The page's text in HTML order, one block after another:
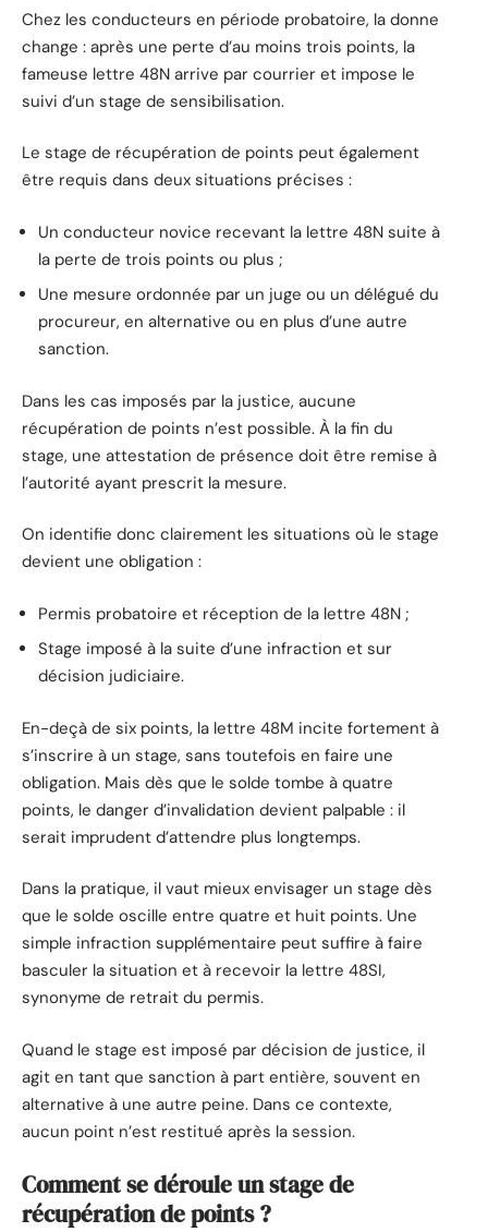
Chez les conducteurs en période probatoire, la donne
change : après une perte d’au moins trois points, la
fameuse lettre 48N arrive par courrier et impose le
suivi d’un stage de sensibilisation.
Le stage de récupération de points peut également
être requis dans deux situations précises :
Un conducteur novice recevant la lettre 48N suite à
la perte de trois points ou plus ;
Une mesure ordonnée par un juge ou un délégué du
procureur, en alternative ou en plus d’une autre
sanction.
Dans les cas imposés par la justice, aucune
récupération de points n’est possible. À la fin du
stage, une attestation de présence doit être remise à
l’autorité ayant prescrit la mesure.
On identifie donc clairement les situations où le stage
devient une obligation :
Permis probatoire et réception de la lettre 48N ;
Stage imposé à la suite d’une infraction et sur
décision judiciaire.
En-deçà de six points, la lettre 48M incite fortement à
s’inscrire à un stage, sans toutefois en faire une
obligation. Mais dès que le solde tombe à quatre
points, le danger d’invalidation devient palpable : il
serait imprudent d’attendre plus longtemps.
Dans la pratique, il vaut mieux envisager un stage dès
que le solde oscille entre quatre et huit points. Une
simple infraction supplémentaire peut suffire à faire
basculer la situation et à recevoir la lettre 48SI,
synonyme de retrait du permis.
Quand le stage est imposé par décision de justice, il
agit en tant que sanction à part entière, souvent en
alternative à une autre peine. Dans ce contexte,
aucun point n’est restitué après la session.
Comment se déroule un stage de
récupération de points ?